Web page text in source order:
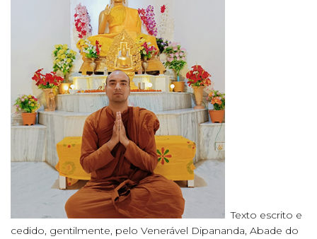
Texto escrito e
cedido, gentilmente, pelo Venerável Dipananda, Abade do